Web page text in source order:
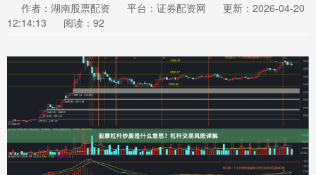
作者：湖南股票配资 平台：证券配资网
更新：2026-04-20
12:14:13
阅读：92